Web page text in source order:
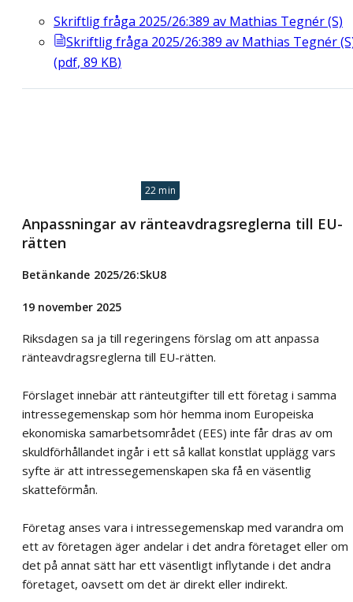
Skriftlig fråga 2025/26:389 av Mathias Tegnér (S)
Skriftlig fråga 2025/26:389 av Mathias Tegnér
(pdf, 89 KB)
22 min
Anpassningar av ränteavdragsreglerna till EU-
rätten
Betänkande 2025/26:SkU8
19 november 2025
Riksdagen sa ja till regeringens förslag om att anpassa
ränteavdragsreglerna till EU-rätten.
Förslaget innebär att ränteutgifter till ett företag i samma
intressegemenskap som hör hemma inom Europeiska
ekonomiska samarbetsområdet (EES) inte får dras av om
skuldförhållandet ingår i ett så kallat konstlat upplägg vars
syfte är att intressegemenskapen ska få en väsentlig
skatteförmån.
Företag anses vara i intressegemenskap med varandra om
ett av företagen äger andelar i det andra företaget eller om
det på annat sätt har ett väsentligt inflytande i det andra
företaget, oavsett om det är direkt eller indirekt.